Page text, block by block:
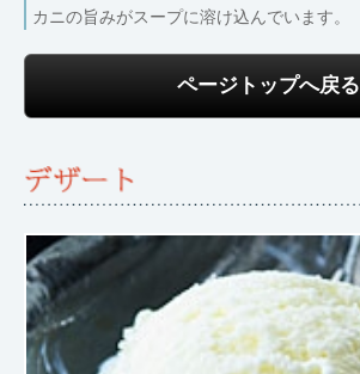
カニの旨みがスープに溶け込んでいます。
ページトップへ戻る